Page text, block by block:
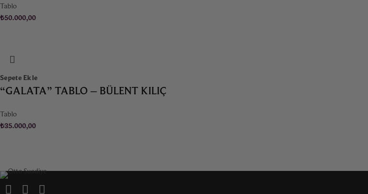
Tablo
₺50.000,00
Sepete Ekle
“GALATA” TABLO – BÜLENT KILIÇ
Tablo
₺35.000,00